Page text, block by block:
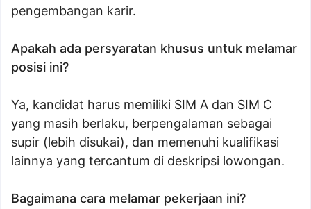
pengembangan karir.
Apakah ada persyaratan khusus untuk melamar
posisi ini?
Ya, kandidat harus memiliki SIM A dan SIM C
yang masih berlaku, berpengalaman sebagai
supir (lebih disukai), dan memenuhi kualifikasi
lainnya yang tercantum di deskripsi lowongan.
Bagaimana cara melamar pekerjaan ini?